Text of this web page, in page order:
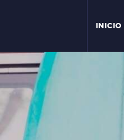
INICIO